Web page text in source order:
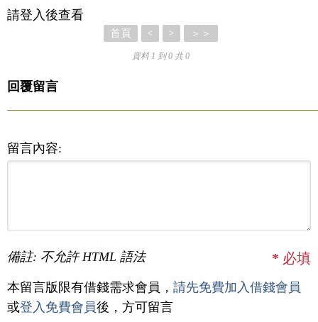
請登入後查看
首頁 < > ＞＞
資料 1 到 0 共 0
回覆留言
留言內容:
備註: 不允許 HTML 語法 * 必填
本留言版限有借錢需求會員， 請先免費加入借錢會員
或登入免費會員後，方可留言